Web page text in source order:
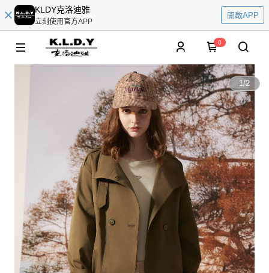
KLDY克洛迪雅
立刻使用官方APP
開啟APP
0
1/2